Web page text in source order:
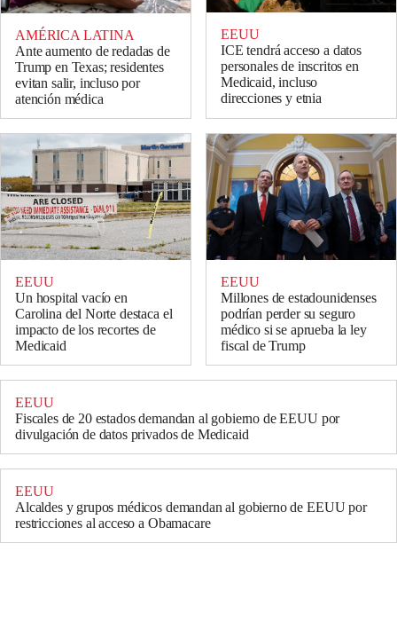
AMÉRICA LATINA
Ante aumento de redadas de
Trump en Texas; residentes
evitan salir, incluso por
atención médica
EEUU
ICE tendrá acceso a datos
personales de inscritos en
Medicaid, incluso
direcciones y etnia
EEUU
Un hospital vacío en
Carolina del Norte destaca el
impacto de los recortes de
Medicaid
EEUU
Millones de estadounidenses
podrían perder su seguro
médico si se aprueba la ley
fiscal de Trump
EEUU
Fiscales de 20 estados demandan al gobierno de EEUU por
divulgación de datos privados de Medicaid
EEUU
Alcaldes y grupos médicos demandan al gobierno de EEUU por
restricciones al acceso a Obamacare